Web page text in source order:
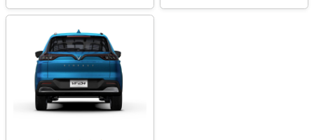
cách nhiệt 3M Crystalline